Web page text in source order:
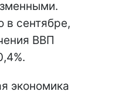
в сентябре,
ВВП
экономика